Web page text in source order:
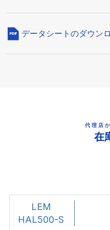
データシートのダウン
代理店
在